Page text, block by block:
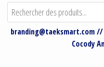
Taeksmart Group
branding@taeksmart.com //
Cocody